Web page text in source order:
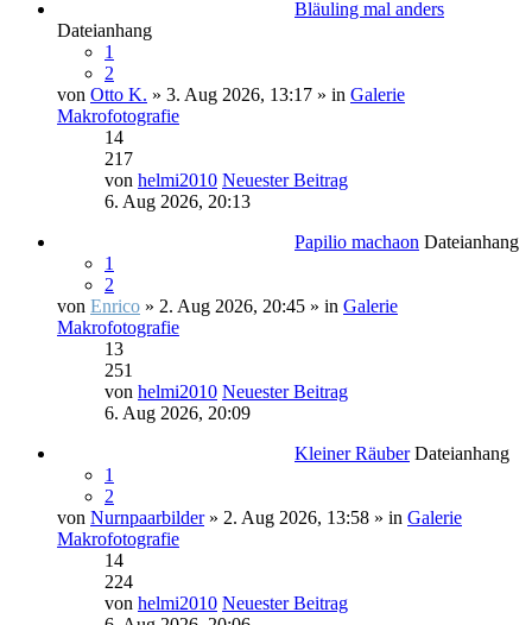
Bläuling mal anders
Dateianhang
1
2
von Otto K. » 3. Aug 2026, 13:17 » in Galerie
Makrofotografie
14
217
von helmi2010 Neuester Beitrag
6. Aug 2026, 20:13
Papilio machaon Dateianhang
1
2
von Enrico » 2. Aug 2026, 20:45 » in Galerie
Makrofotografie
13
251
von helmi2010 Neuester Beitrag
6. Aug 2026, 20:09
Kleiner Räuber Dateianhang
1
2
von Nurnpaarbilder» 2. Aug 2026, 13:58 » in Galerie
Makrofotografie
14
224
von helmi2010 Neuester Beitrag